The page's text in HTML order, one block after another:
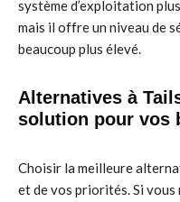
système d’exploitation
mais il offre un niveau de
beaucoup plus élevé.
Alternatives à
solution pour vos
Choisir la meilleure
et de vos priorités. Si vous